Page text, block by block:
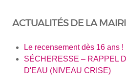
ACTUALITÉS DE LA
Le recensement dès 16 ans !
SÉCHERESSE – RAPPEL
D'EAU (NIVEAU CRISE)